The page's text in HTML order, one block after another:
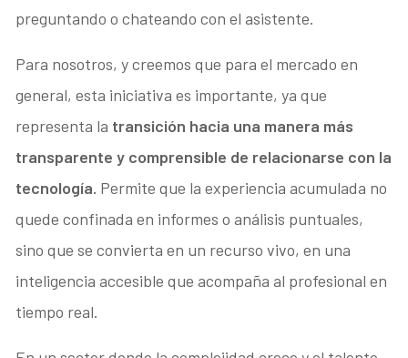
preguntando o chateando con el asistente.
Para nosotros, y creemos que para el mercado en
general, esta iniciativa es importante, ya que
representa la transición hacia una manera más
transparente y comprensible de relacionarse con la
tecnología. Permite que la experiencia acumulada no
quede confinada en informes o análisis puntuales,
sino que se convierta en un recurso vivo, en una
inteligencia accesible que acompaña al profesional en
tiempo real.